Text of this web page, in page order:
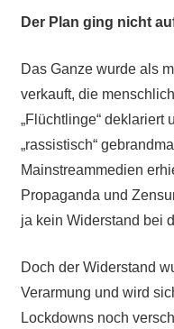
Der Plan ging nicht
Das Ganze wurde als
verkauft, die
„Flüchtlinge“ deklariert
„rassistisch“
Mainstreammedien
Propaganda und
ja kein Widerstand bei
Doch der Widerstand
Verarmung und wird
Lockdowns noch